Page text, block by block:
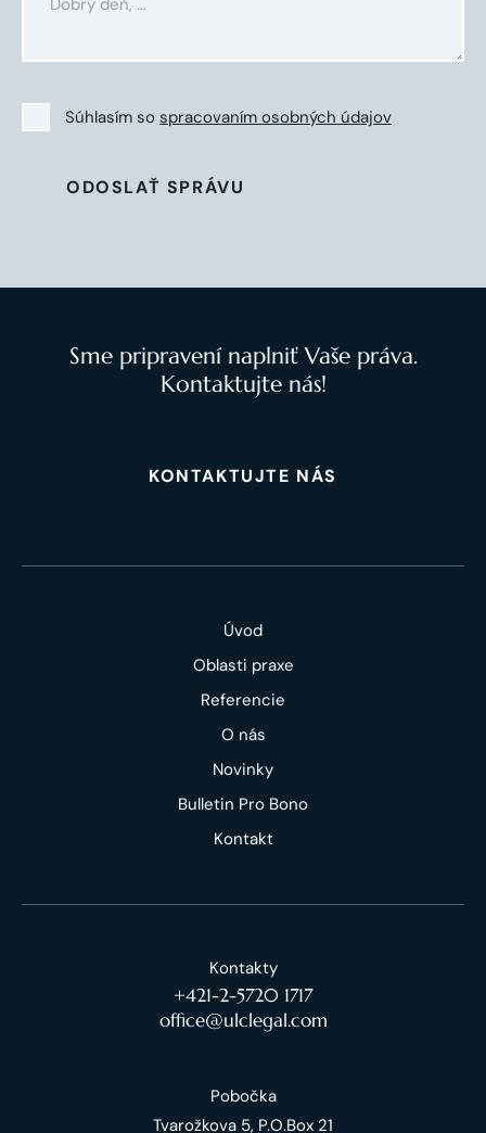
Súhlasím so spracovaním osobných údajov
ODOSLAŤ SPRÁVU
Sme pripravení naplniť Vaše práva.
Kontaktujte nás!
KONTAKTUJTE NÁS
Úvod
Oblasti praxe
Referencie
O nás
Novinky
Bulletin Pro Bono
Kontakt
Kontakty
+421-2-5720 1717
office@ulclegal.com
Pobočka
Tvarožkova 5, P.O.Box 21